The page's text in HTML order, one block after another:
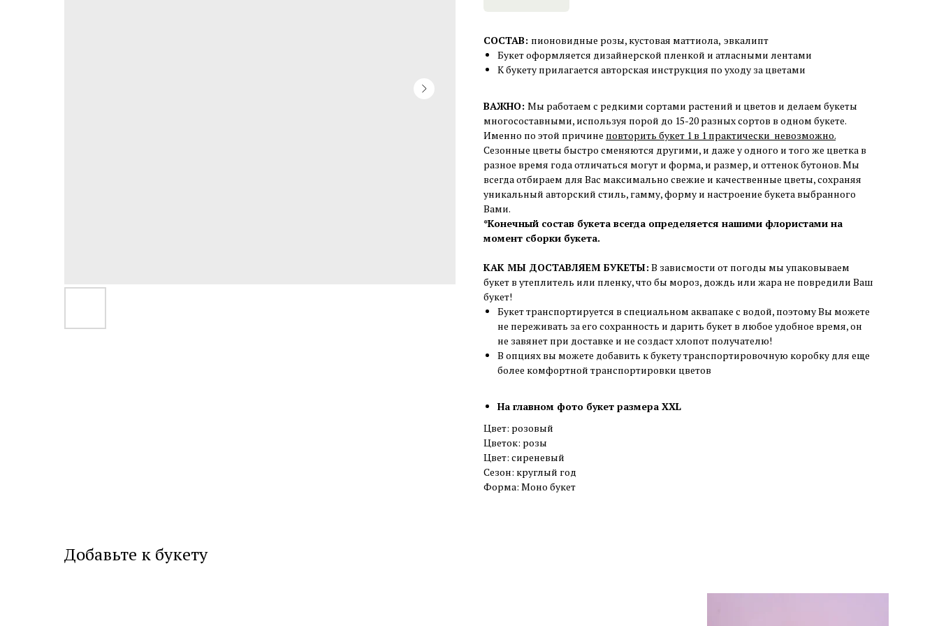
СОСТАВ: пионовидные розы, кустовая маттиола, эвкалипт
Букет оформляется дизайнерской пленкой и атласными лентами
К букету прилагается авторская инструкция по уходу за цветами
ВАЖНО: Мы работаем с редкими сортами растений и цветов и делаем букеты
многосоставными, используя порой до 15-20 разных сортов в одном букете.
Именно по этой причине повторить букет 1 в 1 практически невозможно.
Сезонные цветы быстро сменяются другими, и даже у одного и того же цветка в
разное время года отличаться могут и форма, и размер, и оттенок бутонов. Мы
всегда отбираем для Вас максимально свежие и качественные цветы, сохраняя
уникальный авторский стиль, гамму, форму и настроение букета выбранного
Вами.
*Конечный состав букета всегда определяется нашими флористами на
момент сборки букета.
КАК МЫ ДОСТАВЛЯЕМ БУКЕТЫ: В зависмости от погоды мы упаковываем
букет в утеплитель или пленку, что бы мороз, дождь или жара не повредили Ваш
букет!
Букет транспортируется в специальном аквапаке с водой, поэтому Вы можете
не переживать за его сохранность и дарить букет в любое удобное время, он
не завянет при доставке и не создаст хлопот получателю!
В опциях вы можете добавить к букету транспортировочную коробку для еще
более комфортной транспортировки цветов
На главном фото букет размера XXL
Цвет: розовый
Цветок: розы
Цвет: сиреневый
Сезон: круглый год
Форма: Моно букет
Добавьте к букету